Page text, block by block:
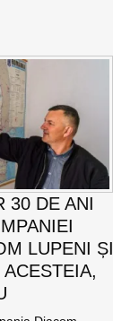
30 DE ANI
LUPENI ȘI